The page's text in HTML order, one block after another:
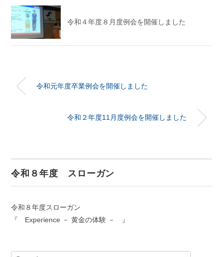
令和４年度８月度例会を開催しました
令和元年度卒業例会を開催しました
令和２年度11月度例会を開催しました
令和８年度 スローガン
令和８年度スローガン
『 Experience － 黄金の体験 － 』